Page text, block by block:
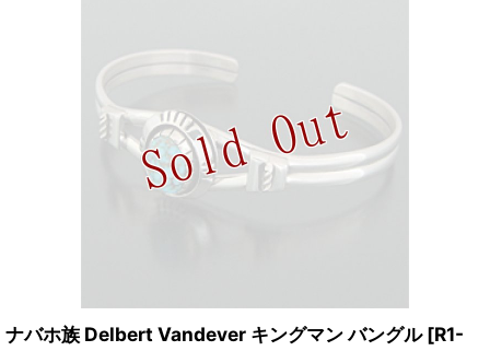
ナバホ族 Delbert Vandever キングマン バングル [R1-